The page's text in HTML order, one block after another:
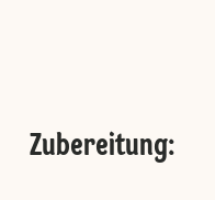
Zubereitung: